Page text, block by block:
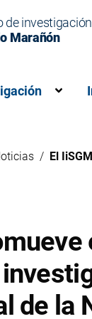
de
Marañón
para
El
de la